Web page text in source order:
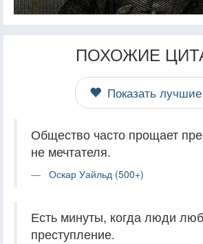
ПОХОЖИЕ
Показать лучшие
Общество часто прощает
не мечтателя.
Оскар Уайльд (500+)
Есть минуты, когда люди
преступление.